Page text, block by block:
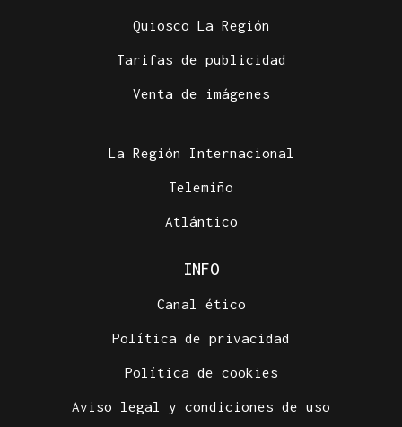
Quiosco La Región
Tarifas de publicidad
Venta de imágenes
La Región Internacional
Telemiño
Atlántico
INFO
Canal ético
Política de privacidad
Política de cookies
Aviso legal y condiciones de uso